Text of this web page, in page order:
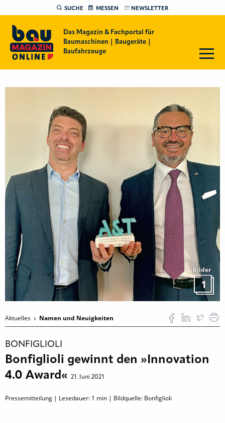
SUCHE MESSEN NEWSLETTER
Das Magazin & Fachportal für
Baumaschinen | Baugeräte |
Baufahrzeuge
Bilder
1
Aktuelles Namen und Neuigkeiten
BONFIGLIOLI
Bonfiglioli gewinnt den »Innovation
4.0 Award« 21. Juni 2021
Pressemitteilung | Lesedauer: 1 min | Bildquelle: Bonfiglioli